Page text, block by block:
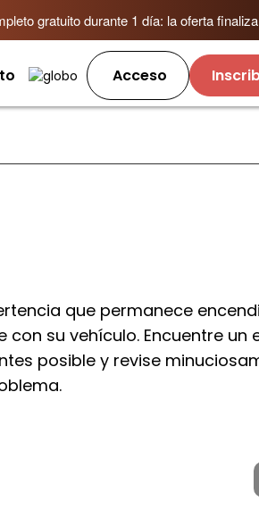
gratuito durante 1 día: la oferta
Acceso
que permanece
con su vehículo. Encuentre un
posible y revise